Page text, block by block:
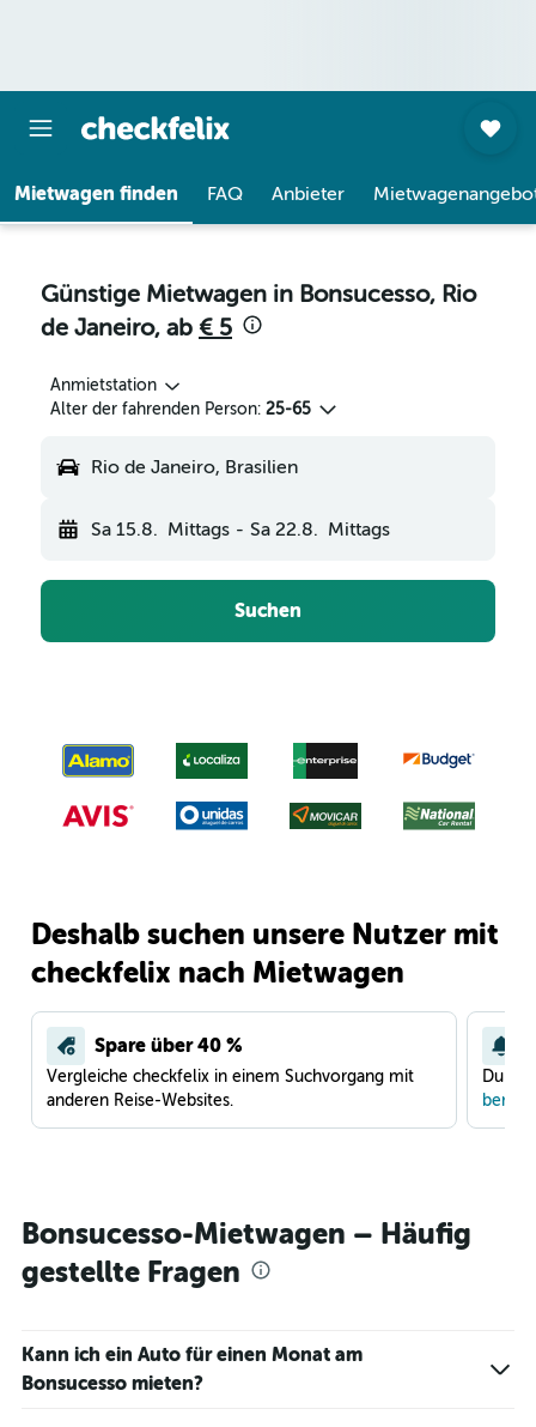
Mietwagen finden FAQ Anbieter
Günstige Mietwagen in Bonsucesso, Rio
de Janeiro, ab € 5
Anmietstation
Alter der fahrenden Person: 25-65
Rio de Janeiro, Brasilien
Sa 15.8. Mittags - Sa 22.8. Mittags
Suchen
Deshalb suchen unsere Nutzer mit
checkfelix nach Mietwagen
Spare über 40 %
Vergleiche checkfelix in einem Suchvorgang mit
anderen Reise-Websites.
Du
Bonsucesso-Mietwagen – Häufig
gestellte Fragen
Kann ich ein Auto für einen Monat am
Bonsucesso mieten?